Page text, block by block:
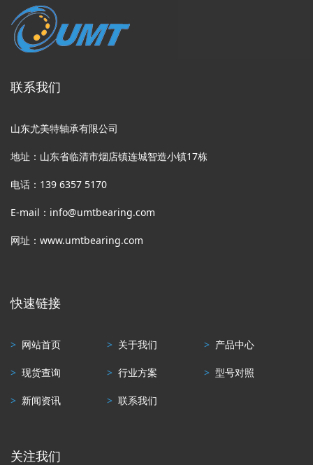
联系我们
山东尤美特轴承有限公司
地址：山东省临清市烟店镇连城智造小镇17栋
电话：139 6357 5170
E-mail：info@umtbearing.com
网址：www.umtbearing.com
快速链接
> 网站首页 > 关于我们 > 产品中心
> 现货查询 >行业方案 > 型号对照
> 新闻资讯 >联系我们
关注我们